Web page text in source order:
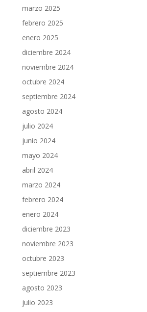
marzo 2025
febrero 2025
enero 2025
diciembre 2024
noviembre 2024
octubre 2024
septiembre 2024
agosto 2024
julio 2024
junio 2024
mayo 2024
abril 2024
marzo 2024
febrero 2024
enero 2024
diciembre 2023
noviembre 2023
octubre 2023
septiembre 2023
agosto 2023
julio 2023